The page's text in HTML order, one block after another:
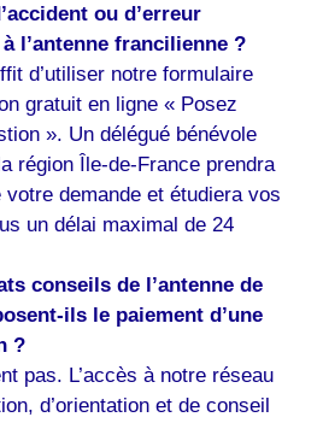
ou d’erreur
l’antenne francilienne ?
d’utiliser notre formulaire
gratuit en ligne « Posez
». Un délégué bénévole
région Île-de-France prendra
votre demande et étudiera vos
un délai maximal de 24
conseils de l’antenne de
ils le paiement d’une
?
pas. L’accès à notre réseau
d’orientation et de conseil